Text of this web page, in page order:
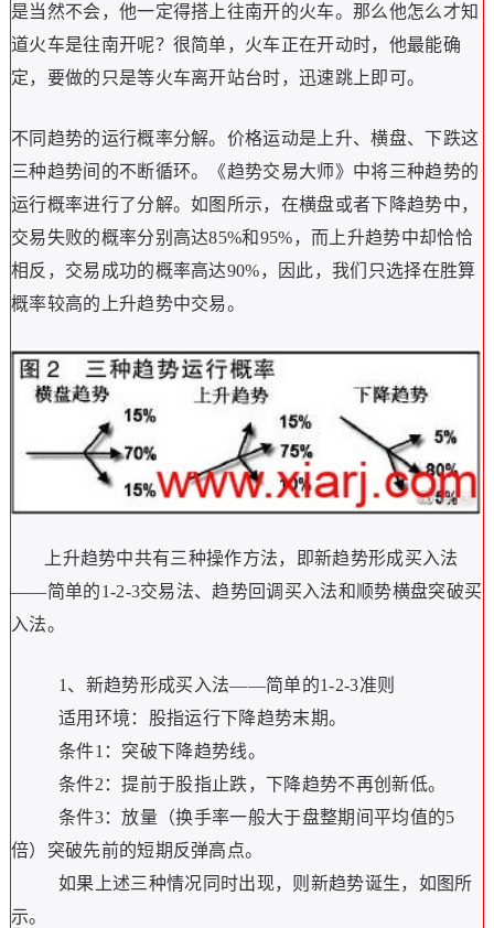
是当然不会，他一定得搭上往南开的火车。那么他怎么才知
道火车是往南开呢？很简单，火车正在开动时，他最能确
定，要做的只是等火车离开站台时，迅速跳上即可。
不同趋势的运行概率分解。 价格运动是上升、横盘、下跌这
三种趋势间的不断循环。《趋势交易大师》中将三种趋势的
运行概率进行了分解。如图所示，在横盘或者下降趋势中，
交易失败的概率分别高达85%和95%，而上升趋势中却恰恰
相反，交易成功的概率高达90%，因此，我们只选择在胜算
概率较高的上升趋势中交易。
上升趋势中共有三种操作方法，即新趋势形成买入法
——简单的1-2-3交易法、趋势回调买入法和顺势横盘突破买
入法。
1、新趋势形成买入法——简单的1-2-3准则
适用环境：股指运行下降趋势末期。
条件1：突破下降趋势线。
条件2：提前于股指止跌，下降趋势不再创新低。
条件3：放量（换手率一般大于盘整期间平均值的5
倍）突破先前的短期反弹高点。
如果上述三种情况同时出现，则新趋势诞生，如图所
示。